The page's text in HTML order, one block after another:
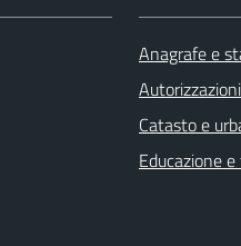
Anagrafe e
Autorizzazioni
Catasto e
Educazione